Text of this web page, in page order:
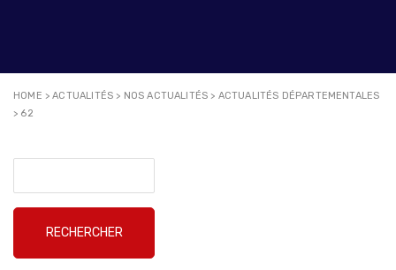
HOME >ACTUALITÉS > NOS ACTUALITÉS > ACTUALITÉS DÉPARTEMENTALES
> 62